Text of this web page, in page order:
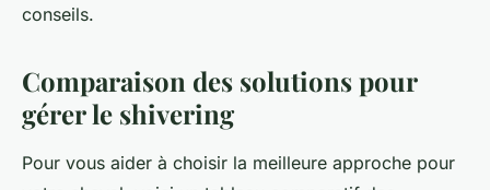
conseils.
Comparaison des solutions pour
gérer le shivering
Pour vous aider à choisir la meilleure approche pour